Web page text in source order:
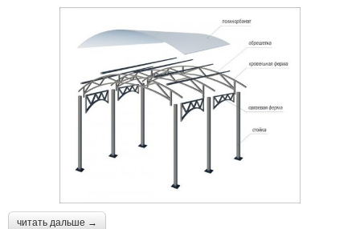
читать дальше →